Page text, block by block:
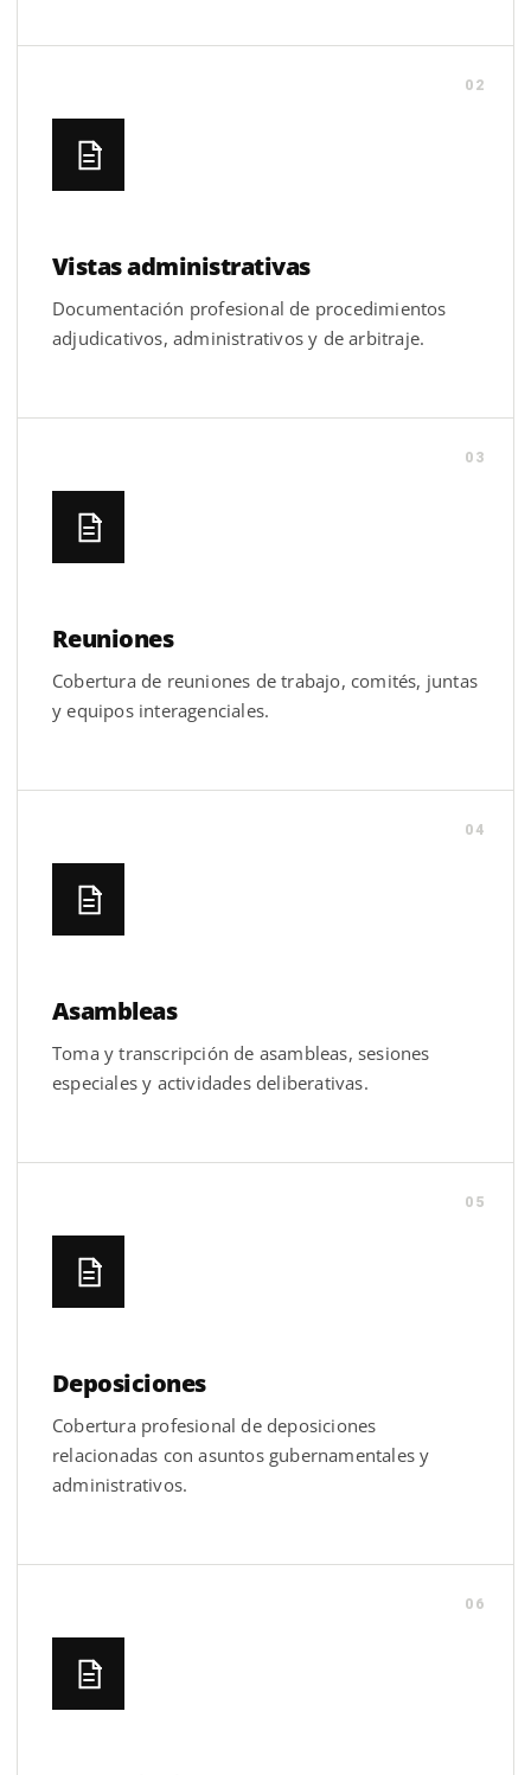
02
Vistas administrativas
Documentación profesional de procedimientos
adjudicativos, administrativos y de arbitraje.
03
Reuniones
Cobertura de reuniones de trabajo, comités, juntas
y equipos interagenciales.
04
Asambleas
Toma y transcripción de asambleas, sesiones
especiales y actividades deliberativas.
05
Deposiciones
Cobertura profesional de deposiciones
relacionadas con asuntos gubernamentales y
administrativos.
06